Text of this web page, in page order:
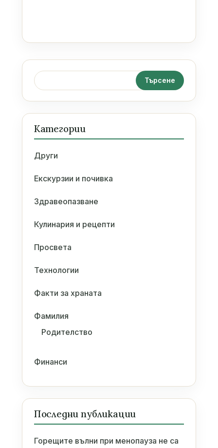
Категории
Други
Екскурзии и почивка
Здравеопазване
Кулинария и рецепти
Просвета
Технологии
Факти за храната
Фамилия
Родителство
Финанси
Последни публикации
Горещите вълни при менопауза не са